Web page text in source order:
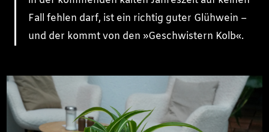
Fall fehlen darf, ist ein richtig guter Glühwein –
und der kommt von den »Geschwistern Kolb«.